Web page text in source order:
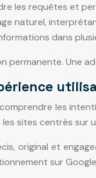
les requêtes et
naturel,
dans
permanente.
les
sites centrés
original et
sur